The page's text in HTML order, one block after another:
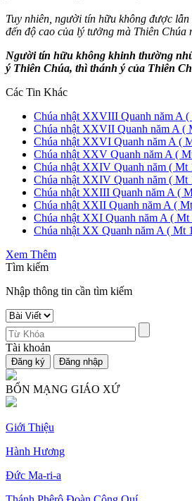
Tuy nhiên, người tín hữu không được
đến độ cao của lý tưởng mà Thiên Chúa
Người tín hữu không khinh thường
ý Thiên Chúa, thì thánh ý của Thiên
Các Tin Khác
Chúa nhật XXVIII Quanh năm A (
Chúa nhật XXVII Quanh năm A (
Chúa nhật XXVI Quanh năm A (
Chúa nhật XXV Quanh năm A (
Chúa nhật XXIV Quanh năm ( Mt
Chúa nhật XXIV Quanh năm ( Mt
Chúa nhật XXIII Quanh năm A (
Chúa nhật XXII Quanh năm A (
Chúa nhật XXI Quanh năm A ( Mt
Chúa nhật XX Quanh năm A ( Mt
Xem Thêm
Tìm kiếm
Nhập thông tin cần tìm kiếm
Tài khoản
BỔN MẠNG GIÁO XỨ
Giới Thiệu
Hành Hương
Đức Ma-ri-a